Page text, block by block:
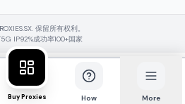
保留所有权利。
IP92%成功率100+国家
Buy Proxies How More